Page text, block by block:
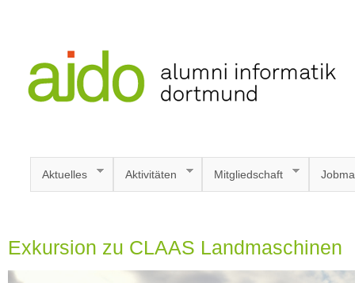
Aktuelles Aktivitäten Mitgliedschaft
Exkursion zu CLAAS Landmaschinen